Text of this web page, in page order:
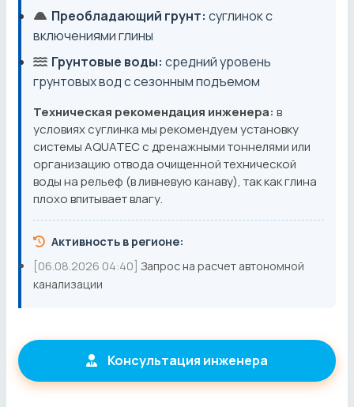
Преобладающий грунт: суглинок с
включениями глины
Грунтовые воды: средний уровень
грунтовых вод с сезонным подъемом
Техническая рекомендация инженера: в
условиях суглинка мы рекомендуем установку
системы AQUATEC с дренажными тоннелями или
организацию отвода очищенной технической
воды на рельеф (в ливневую канаву), так как глина
плохо впитывает влагу.
Активность в регионе:
[06.08.2026 04:40] Запрос на расчет автономной
канализации
Консультация инженера